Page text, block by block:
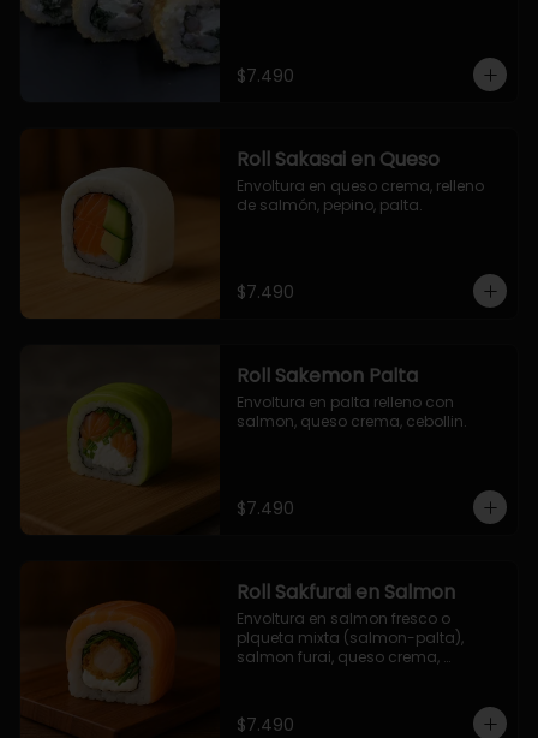
$7.490
Roll Sakasai en Queso
Envoltura en queso crema, relleno
de salmón, pepino, palta.
$7.490
Roll Sakemon Palta
Envoltura en palta relleno con
salmon, queso crema, cebollin.
$7.490
Roll Sakfurai en Salmon
Envoltura en salmon fresco o
plqueta mixta (salmon-palta),
salmon furai, queso crema,
$7.490